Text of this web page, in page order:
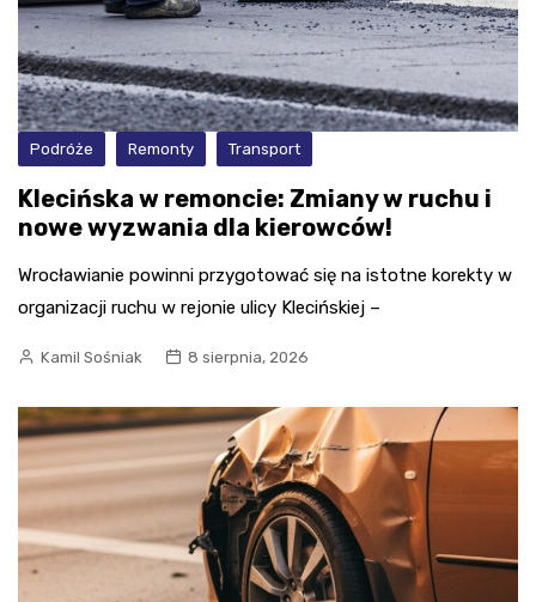
Podróże Remonty Transport
Klecińska w remoncie: Zmiany w ruchu i
nowe wyzwania dla kierowców!
Wrocławianie powinni przygotować się na istotne korekty w
organizacji ruchu w rejonie ulicy Klecińskiej –
Kamil Sośniak 8 sierpnia, 2026